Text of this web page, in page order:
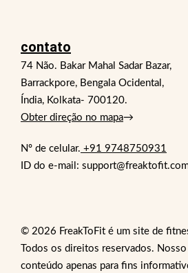
contato
74 Não. Bakar Mahal Sadar Bazar,
Barrackpore, Bengala Ocidental,
Índia, Kolkata- 700120.
Obter direção no mapa→
Nº de celular. +91 9748750931
ID do e-mail:
© 2026 FreakToFit é um site de
Todos os direitos reservados.
conteúdo apenas para fins